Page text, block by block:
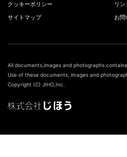
クッキーポリシー
リ
サイトマップ
お
All documents,images and photographs
Use of these documents, images and
Copyright (C) JIHO,Inc.